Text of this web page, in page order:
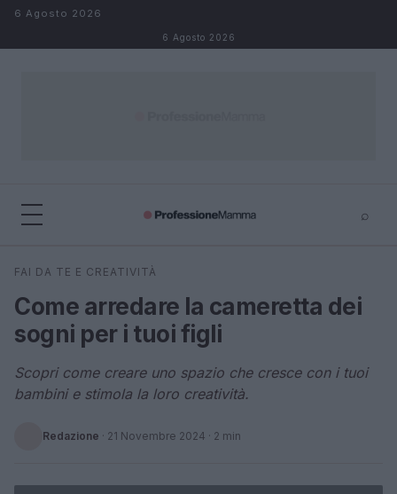
Salta al contenuto
6 Agosto 2026
6 Agosto 2026
⌕
Cerca
FAI DA TE E CREATIVITÀ
Come arredare la cameretta dei
sogni per i tuoi figli
Scopri come creare uno spazio che cresce con i tuoi
bambini e stimola la loro creatività.
Redazione · 21 Novembre 2024 · 2 min